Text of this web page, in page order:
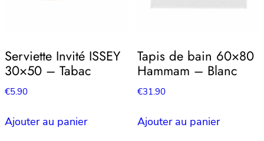
Serviette Invité ISSEY
30×50 – Tabac
€5.90
Ajouter au panier
Tapis de bain 60×80
Hammam – Blanc
€31.90
Ajouter au panier